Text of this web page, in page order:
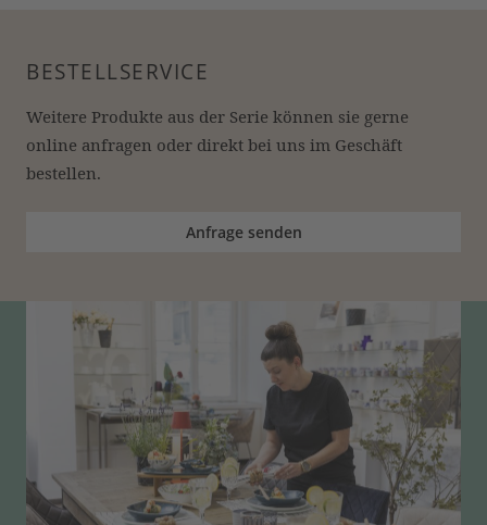
BESTELLSERVICE
Weitere Produkte aus der Serie können sie gerne
online anfragen oder direkt bei uns im Geschäft
bestellen.
Anfrage senden